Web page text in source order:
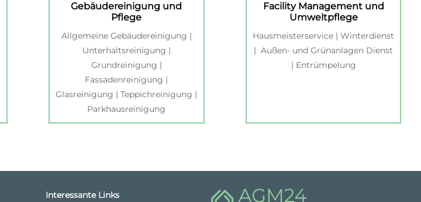
Gebäudereinigung und
Pflege
Allgemeine Gebäudereinigung |
Unterhaltsreinigung |
Grundreinigung |
Fassadenreinigung |
Glasreinigung | Teppichreinigung |
Parkhausreinigung
Facility Management und
Umweltpflege
Hausmeisterservice | Winterdienst
| Außen- und Grünanlagen Dienst
| Entrümpelung
Interessante Links